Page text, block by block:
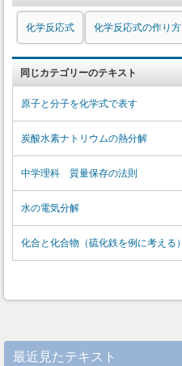
化学反応式 化学反応式の作り方
同じカテゴリーのテキスト
原子と分子を化学式で表す
炭酸水素ナトリウムの熱分解
中学理科 質量保存の法則
水の電気分解
化合と化合物（硫化鉄を例に考える）
最近見たテキスト